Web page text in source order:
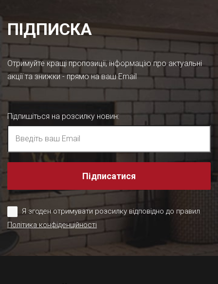
ПІДПИСКА
Отримуйте кращі пропозиції, інформацію про актуальні
акції та знижки - прямо на ваш Email
Підпишіться на розсилку новин:
Підписатися
Я згоден отримувати розсилку відповідно до правил
Політика конфіденційності